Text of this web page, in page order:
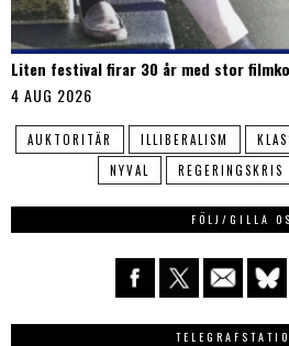
Liten festival firar 30 år med stor
4 AUG 2026
AUKTORITÄR ILLIBERALISM
NYVAL
REGERINGSKRIS
FÖLJ/GILLA